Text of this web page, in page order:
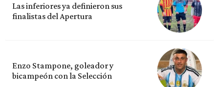
Las inferiores ya definieron sus
finalistas del Apertura
Enzo Stampone, goleador y
bicampeón con la Selección